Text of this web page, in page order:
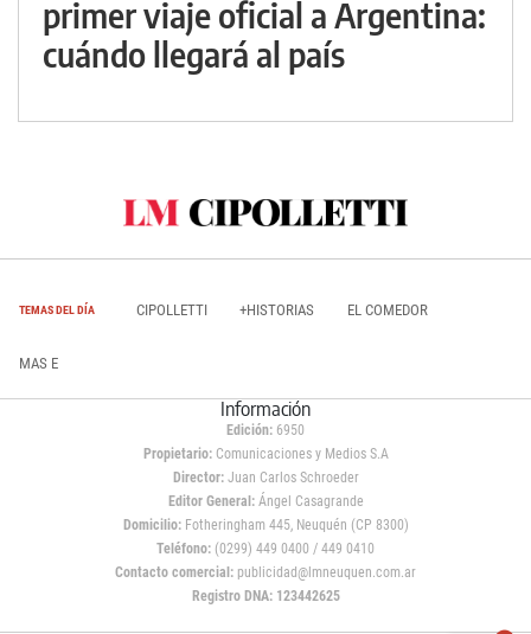
primer viaje oficial a Argentina:
cuándo llegará al país
TEMAS DEL DÍA CIPOLLETTI +HISTORIAS EL COMEDOR
MAS E
Información
Edición: 6950
Propietario:Comunicaciones y Medios S.A
Director: Juan Carlos Schroeder
Editor General:Ángel Casagrande
Domicilio:Fotheringham 445, Neuquén (CP 8300)
Teléfono: (0299) 449 0400 / 449 0410
Contacto comercial: publicidad@lmneuquen.com.ar
Registro DNA: 123442625